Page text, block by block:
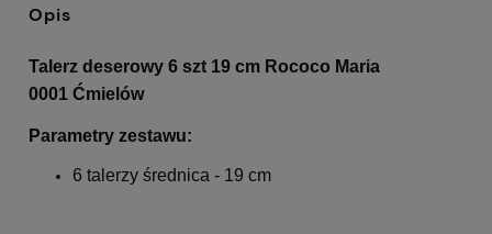
Opis
Talerz deserowy 6 szt 19 cm Rococo Maria
0001 Ćmielów
Parametry zestawu:
6 talerzy średnica - 19 cm